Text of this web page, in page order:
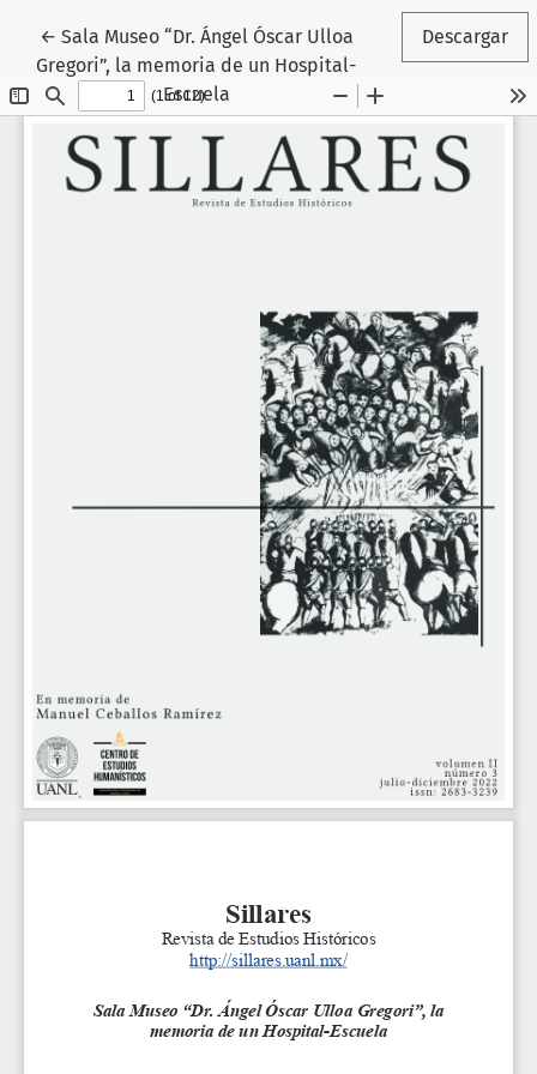
← Volver a los detalles del artículo
Sala Museo “Dr. Ángel Óscar Ulloa
Gregori”, la memoria de un Hospital-
Escuela
Descargar